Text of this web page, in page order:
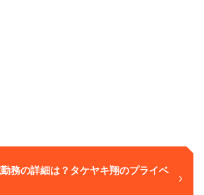
務の詳細は？タケヤキ翔のプライベ